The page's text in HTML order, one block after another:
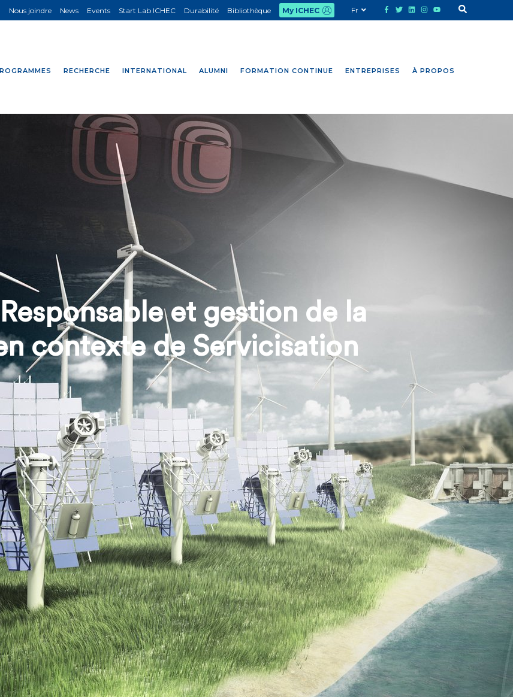
RECHERCHE INTERNATIONAL ALUMNI FORMATION CONTINUE ENTREPRISES À PROPOS
Nous joindre News Events Start Lab ICHEC Durabilité Bibliothèque My ICHEC Fr
et gestion de la
contexte de Servicisation
Projet de recherche appliquée qui étudie l’évolutions des
pratiques managériales dans un contexte d’une stratégie de
servicisation dans le secteur de la mobilité.
L’économie bruxelloise est largement dominée par le secteur tertiaire. Pour
rester concurrentielles dans ce contexte, les entreprises de tous les secteurs
repensent leur business model en y intégrant une offre de services. Ce